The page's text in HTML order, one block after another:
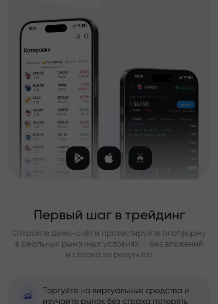
Первый шаг в трейдинг
Откройте демо-счёт и протестируйте платформу
в реальных рыночных условиях — без вложений
и страха за результат
Торгуйте на виртуальные средства и
изучайте рынок без страха потерять